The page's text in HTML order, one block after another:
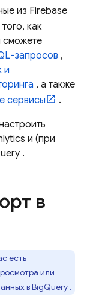
из Firebase
как
сможете
запросов ,
и
, а также
сервисы
.
и (при
.
в
есть
или
вBigQuery .